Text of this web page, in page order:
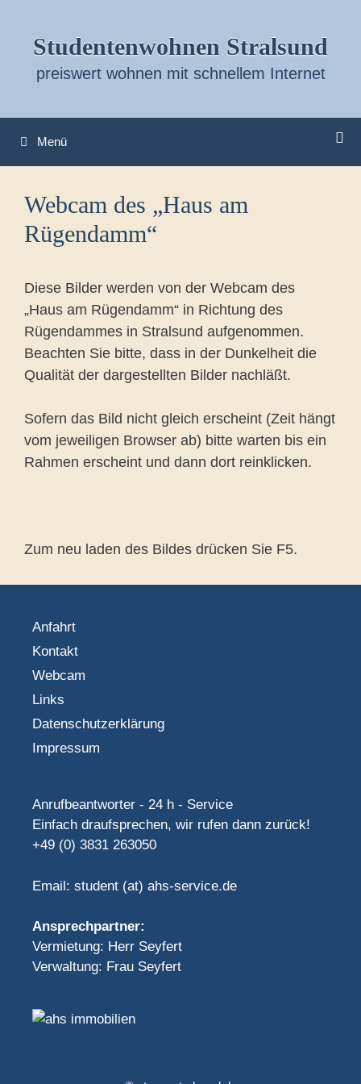
springenStudentenwohnen Stralsund
preiswert wohnen mit schnellem Internet
Menü
Webcam des „Haus am
Rügendamm“
Diese Bilder werden von der Webcam des
„Haus am Rügendamm“ in Richtung des
Rügendammes in Stralsund aufgenommen.
Beachten Sie bitte, dass in der Dunkelheit die
Qualität der dargestellten Bilder nachläßt.
Sofern das Bild nicht gleich erscheint (Zeit hängt
vom jeweiligen Browser ab) bitte warten bis ein
Rahmen erscheint und dann dort reinklicken.
Zum neu laden des Bildes drücken Sie F5.
Anfahrt
Kontakt
Webcam
Links
Datenschutzerklärung
Impressum
Anrufbeantworter - 24 h - Service
Einfach draufsprechen, wir rufen dann zurück!
+49 (0) 3831 263050
Email: student (at) ahs-service.de
Ansprechpartner:
Vermietung: Herr Seyfert
Verwaltung: Frau Seyfert